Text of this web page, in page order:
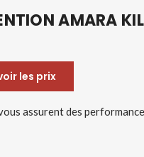
AMARA
les prix
assurent des